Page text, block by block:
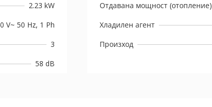
2.23 kW
V~ 50 Hz, 1 Ph
3
58 dB
Отдавана мощност (отопление)
Хладилен агент
Произход